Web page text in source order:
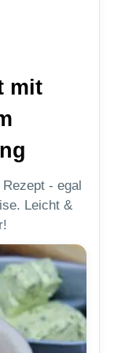
mit
- egal
Leicht &